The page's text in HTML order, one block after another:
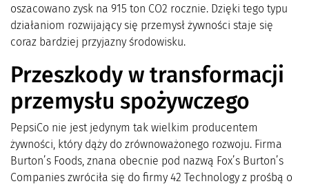
oszacowano zysk na 915 ton CO2 rocznie. Dzięki tego typu
działaniom rozwijający się przemysł żywności staje się
coraz bardziej przyjazny środowisku.
Przeszkody w transformacji
przemysłu spożywczego
PepsiCo nie jest jedynym tak wielkim producentem
żywności, który dąży do zrównoważonego rozwoju. Firma
Burton’s Foods, znana obecnie pod nazwą Fox’s Burton’s
Companies zwróciła się do firmy 42 Technology z prośbą o